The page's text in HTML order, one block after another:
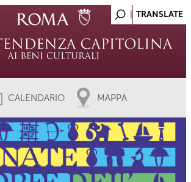
CALENDARIO MAPPA